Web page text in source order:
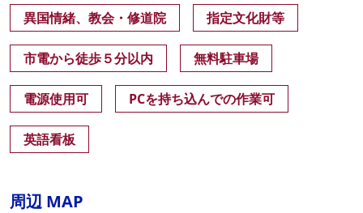
異国情緒、教会・修道院 指定文化財等
市電から徒歩５分以内 無料駐車場
電源使用可 PCを持ち込んでの作業可
英語看板
周辺 MAP